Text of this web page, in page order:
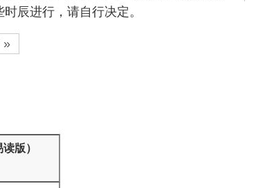
辰进行，请自行决定。
»
版）